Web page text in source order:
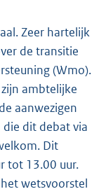
Zeer hartelijk
de transitie
(Wmo).
ambtelijke
aanwezigen
dit debat via
Dit
tot 13.00 uur.
wetsvoorstel